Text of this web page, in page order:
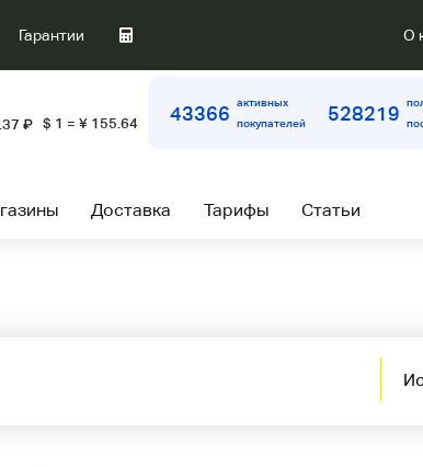
Гарантии О
₽ $ 1 = ¥ 155.64 43366
активных
покупателей
528219
Доставка Тарифы Статьи